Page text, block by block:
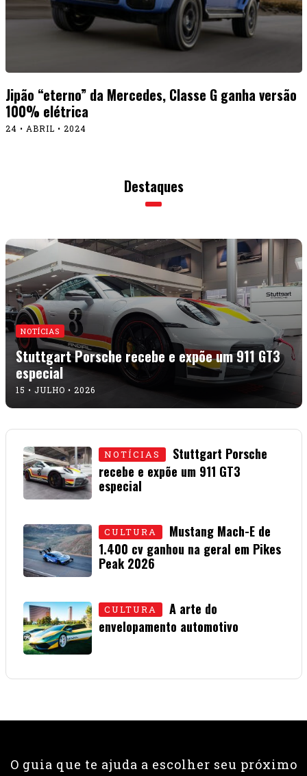
Jipão “eterno” da Mercedes, Classe G ganha versão
100% elétrica
24 • ABRIL • 2024
Destaques
NOTÍCIAS
Stuttgart Porsche recebe e expõe um 911 GT3
especial
15 • JULHO • 2026
NOTÍCIAS
Stuttgart Porsche
recebe e expõe um 911 GT3
especial
CULTURA
Mustang Mach-E de
1.400 cv ganhou na geral em Pikes
Peak 2026
CULTURA
A arte do
envelopamento automotivo
O guia que te ajuda a escolher seu próximo